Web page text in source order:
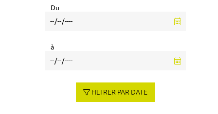
Du
à
FILTRER PAR DATE